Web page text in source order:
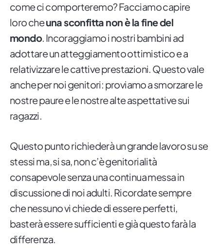
come ci comporteremo? Facciamo capire
loro cheuna sconfitta non è la fine del
mondo. Incoraggiamo i nostri bambini ad
adottare un atteggiamento ottimistico e a
relativizzare le cattive prestazioni. Questo vale
anche per noi genitori: proviamo a smorzare le
nostre paure e le nostre alte aspettative sui
ragazzi.
Questo punto richiederà un grande lavoro su se
stessi ma, si sa, non c’è genitorialità
consapevole senza una continua messa in
discussione di noi adulti. Ricordate sempre
che nessuno vi chiede di essere perfetti,
basterà essere sufficienti e già questo farà la
differenza.